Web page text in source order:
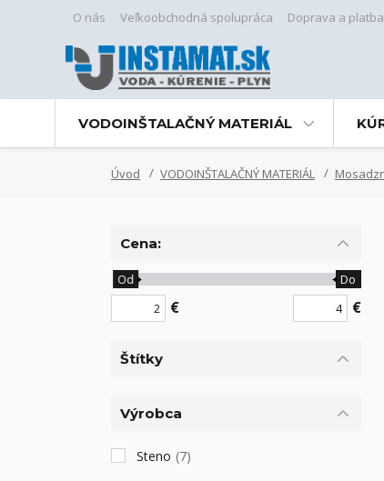
O nás Veľkoobchodná spolupráca Doprava a platba
VODOINŠTALAČNÝ MATERIÁL
Úvod VODOINŠTALAČNÝ MATERIÁL
Cena:
€
Od Do
€
Štítky
Výrobca
Steno (7)